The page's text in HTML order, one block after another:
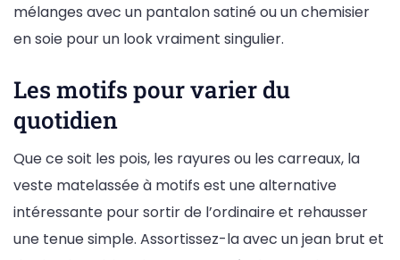
mélanges avec un pantalon satiné ou un chemisier
en soie pour un look vraiment singulier.
Les motifs pour varier du
quotidien
Que ce soit les pois, les rayures ou les carreaux, la
veste matelassée à motifs est une alternative
intéressante pour sortir de l’ordinaire et rehausser
une tenue simple. Assortissez-la avec un jean brut et